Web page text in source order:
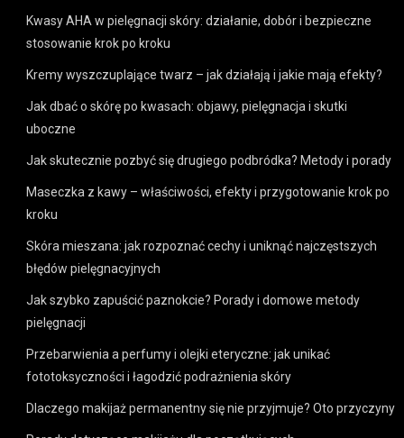
Kwasy AHA w pielęgnacji skóry: działanie, dobór i bezpieczne
stosowanie krok po kroku
Kremy wyszczuplające twarz – jak działają i jakie mają efekty?
Jak dbać o skórę po kwasach: objawy, pielęgnacja i skutki
uboczne
Jak skutecznie pozbyć się drugiego podbródka? Metody i porady
Maseczka z kawy – właściwości, efekty i przygotowanie krok po
kroku
Skóra mieszana: jak rozpoznać cechy i uniknąć najczęstszych
błędów pielęgnacyjnych
Jak szybko zapuścić paznokcie? Porady i domowe metody
pielęgnacji
Przebarwienia a perfumy i olejki eteryczne: jak unikać
fototoksyczności i łagodzić podrażnienia skóry
Dlaczego makijaż permanentny się nie przyjmuje? Oto przyczyny